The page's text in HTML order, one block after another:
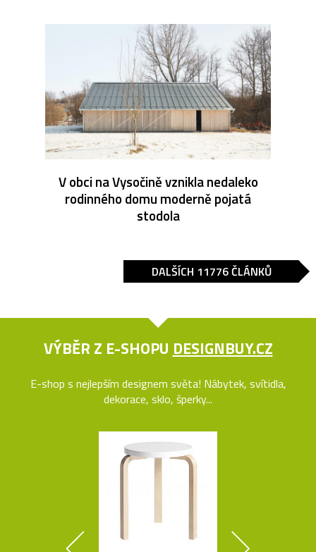
V obci na Vysočině vznikla nedaleko
rodinného domu moderně pojatá
stodola
DALŠÍCH 11776 ČLÁNKŮ
VÝBĚR Z E-SHOPU DESIGNBUY.CZ
E-shop s nejlepším designem světa! Nábytek, svítidla,
dekorace, sklo, šperky...